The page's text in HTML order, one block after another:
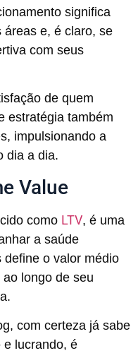
significa
áreas e, é claro, se
com seus
de quem
estratégia também
impulsionando a
dia a dia.
Value
como LTV, é uma
a saúde
o valor médio
longo de seu
com certeza já sabe
e lucrando, é